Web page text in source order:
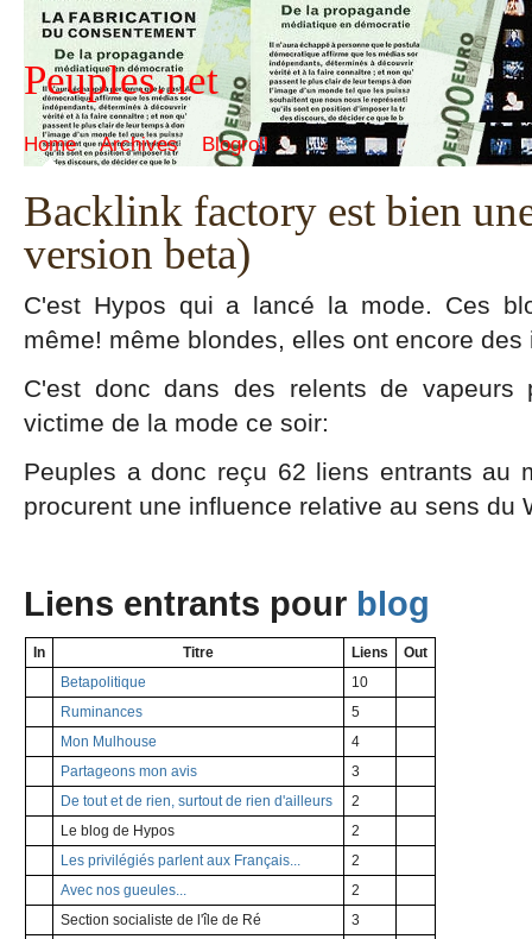
Peuples.net
Home Archives Blogroll
Backlink factory est bien
version beta)
C'est Hypos qui a lancé la mode. Ces
même! même blondes, elles ont encore des
C'est donc dans des relents de vapeurs
victime de la mode ce soir:
Peuples a donc reçu 62 liens entrants au
procurent une influence relative au sens du
Liens entrants pour blog
In Titre Liens
Out
Betapolitique
10
Ruminances
5
Mon Mulhouse
4
Partageons mon avis
3
De tout et de rien, surtout de rien d'ailleurs
2
Le blog de Hypos
2
Les privilégiés parlent aux Français...
2
Avec nos gueules...
2
Section socialiste de l'île de Ré
3